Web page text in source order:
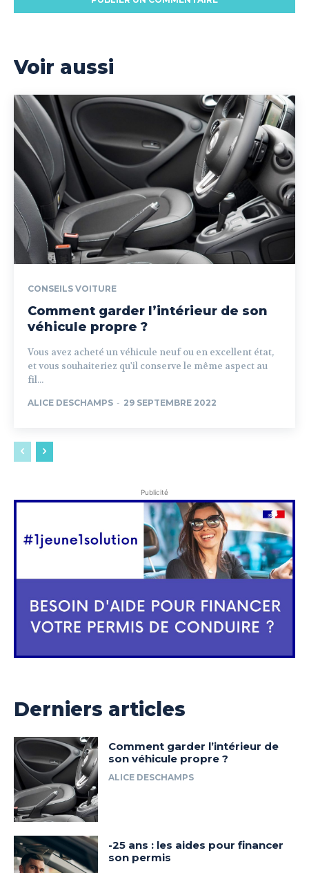
Voir aussi
CONSEILS VOITURE
Comment garder l’intérieur de son
véhicule propre ?
Vous avez acheté un véhicule neuf ou en excellent état,
et vous souhaiteriez qu'il conserve le même aspect au
fil...
ALICE DESCHAMPS - 29 SEPTEMBRE 2022
Publicité
Derniers articles
Comment garder l’intérieur de
son véhicule propre ?
ALICE DESCHAMPS
-25 ans : les aides pour financer
son permis